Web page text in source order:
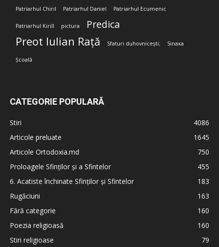
Patriarhul Chiril Patriarhul Daniel Patriarhul Ecumenic
Patriarhul Kirill pictura Predica
Preot Iulian Rață Sfaturi duhovnicești; Sinaxa
Școală
CATEGORIE POPULARĂ
Stiri
4086
Articole preluate
1645
Articole Ortodoxia.md
750
Proloagele Sfinților și a Sfintelor
455
6. Acatiste închinate Sfinților și Sfintelor
183
Rugăciuni
163
Fără categorie
160
Poezia religioasă
160
Stiri religioase
79